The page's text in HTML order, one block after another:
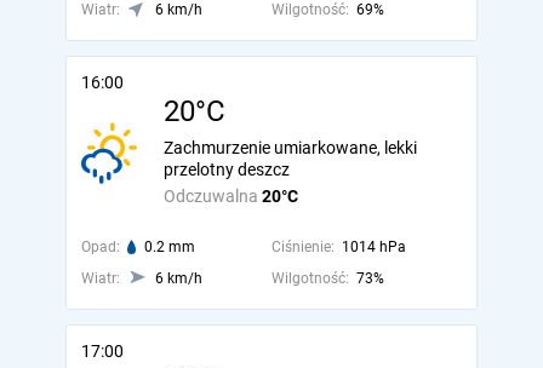
Wiatr:
6 km/h Wilgotność: 69%
16:00
20°C
Odczuwalna 20°C
Zachmurzenie umiarkowane, lekki
przelotny deszcz
Opad: 0.2 mm Ciśnienie: 1014 hPa
Wiatr:
6 km/h Wilgotność: 73%
17:00